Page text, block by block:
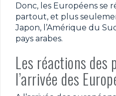
Donc, les Européens se
partout, et plus
Japon, l’Amérique du
pays arabes.
Les réactions des
l’arrivée des